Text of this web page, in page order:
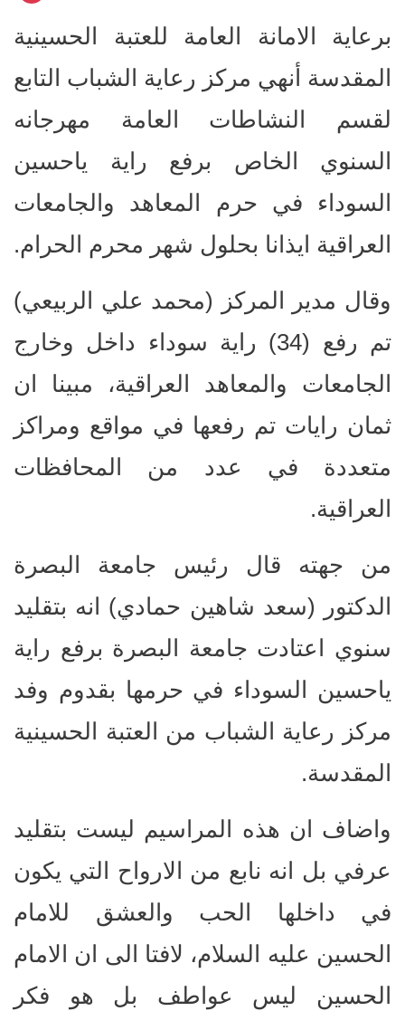
برعاية الامانة العامة للعتبة الحسينية
المقدسة أنهي مركز رعاية الشباب التابع
لقسم النشاطات العامة مهرجانه
السنوي الخاص برفع راية ياحسين
السوداء في حرم المعاهد والجامعات
العراقية ايذانا بحلول شهر محرم الحرام.
وقال مدير المركز (محمد علي الربيعي)
تم رفع (34) راية سوداء داخل وخارج
الجامعات والمعاهد العراقية، مبينا ان
ثمان رايات تم رفعها في مواقع ومراكز
متعددة في عدد من المحافظات
العراقية.
من جهته قال رئيس جامعة البصرة
الدكتور (سعد شاهين حمادي) انه بتقليد
سنوي اعتادت جامعة البصرة برفع راية
ياحسين السوداء في حرمها بقدوم وفد
مركز رعاية الشباب من العتبة الحسينية
المقدسة.
واضاف ان هذه المراسيم ليست بتقليد
عرفي بل انه نابع من الارواح التي يكون
في داخلها الحب والعشق للامام
الحسين عليه السلام، لافتا الى ان الامام
الحسين ليس عواطف بل هو فكر